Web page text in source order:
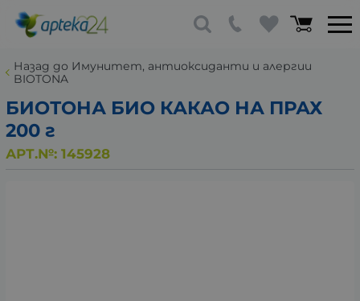
Назад до Имунитет, антиоксиданти и алергии
BIOTONA
БИОТОНА БИО КАКАО НА ПРАХ
200 г
АРТ.№: 145928